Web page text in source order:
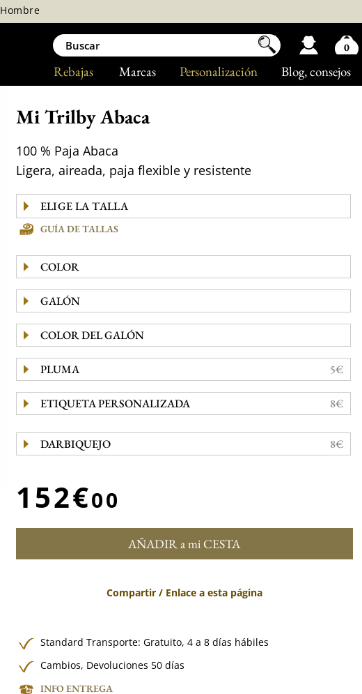
Blog, consejos
Personalización
Marcas
Rebajas
Hombre
Mi Trilby Abaca
100 % Paja Abaca
Ligera, aireada, paja flexible y resistente
GUÍA DE TALLAS
COLOR
GALÓN
COLOR DEL GALÓN
PLUMA 5€
ETIQUETA PERSONALIZADA 8€
DARBIQUEJO 8€
152€00
AÑADIR a mi CESTA
Compartir / Enlace a esta página
Standard Transporte: Gratuito, 4 a 8 días hábiles
Cambios, Devoluciones 50 días
INFO ENTREGA
0